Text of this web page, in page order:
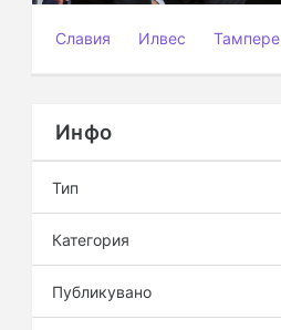
Славия Илвес Тампере
Инфо
Тип
Категория
Публикувано